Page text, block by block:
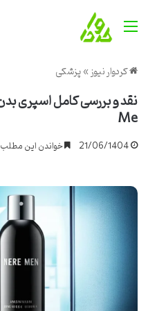
منو
کردوار نیوز»پزشکی
Me
21/06/1404 خواندن این مطلب 16 دقیقه زمان میبرد